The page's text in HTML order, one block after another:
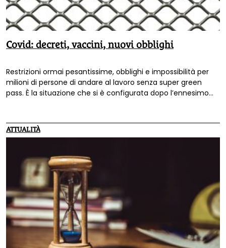
Covid: decreti, vaccini, nuovi obblighi
Restrizioni ormai pesantissime, obblighi e impossibilità per
milioni di persone di andare al lavoro senza super green
pass. È la situazione che si è configurata dopo l’ennesimo
ATTUALITÀ